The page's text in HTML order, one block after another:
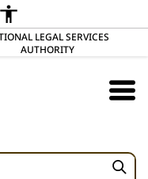
LEGAL SERVICES
AUTHORITY